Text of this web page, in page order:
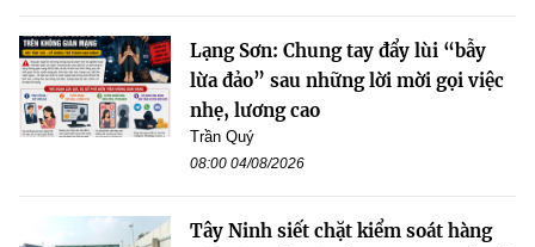
Lạng Sơn: Chung tay đẩy lùi “bẫy
lừa đảo” sau những lời mời gọi việc
nhẹ, lương cao
Trần Quý
08:00 04/08/2026
Tây Ninh siết chặt kiểm soát hàng